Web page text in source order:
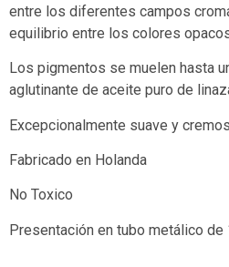
entre los diferentes campos
equilibrio entre los colores
Los pigmentos se muelen hasta
aglutinante de aceite puro de
Excepcionalmente suave y
Fabricado en Holanda
No Toxico
Presentación en tubo metálico de